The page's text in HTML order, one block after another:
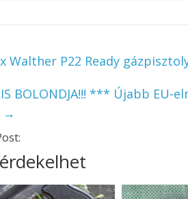
Walther P22 Ready
BOLONDJA!!! *** Újabb EU-
→